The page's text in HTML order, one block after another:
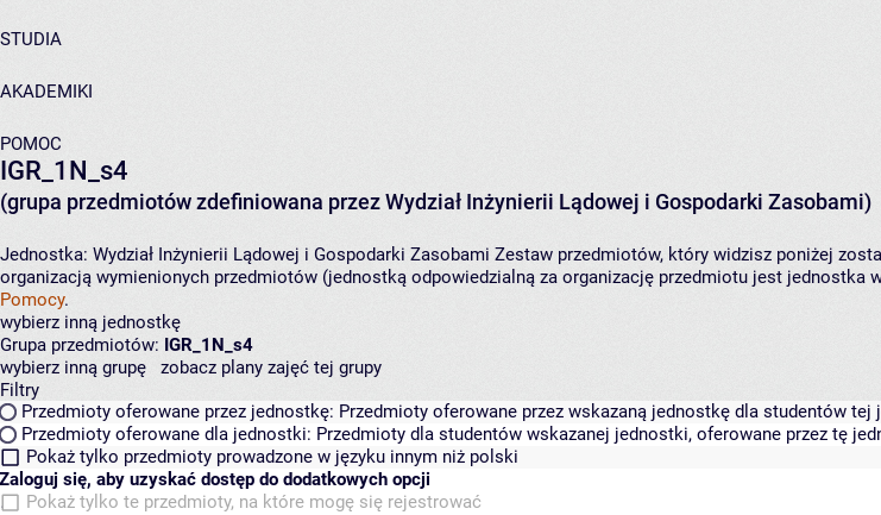
STUDIA
AKADEMIKI
POMOC
IGR_1N_s4
(grupa przedmiotów zdefiniowana przez Wydział Inżynierii Lądowej i Gospodarki Zasobami)
Jednostka: Wydział Inżynierii Lądowej i Gospodarki Zasobami Zestaw przedmiotów, który widzisz poniżej
organizacją wymienionych przedmiotów (jednostką odpowiedzialną za organizację przedmiotu jest
Pomocy.
wybierz inną jednostkę
Grupa przedmiotów: IGR_1N_s4
wybierz inną grupę
zobacz plany zajęć tej grupy
Filtry
Przedmioty oferowane przez jednostkę: Przedmioty oferowane przez wskazaną jednostkę dla studentów
Przedmioty oferowane dla jednostki: Przedmioty dla studentów wskazanej jednostki, oferowane przez tę
Pokaż tylko przedmioty prowadzone w języku innym niż polski
Zaloguj się, aby uzyskać dostęp do dodatkowych opcji
Pokaż tylko te przedmioty, na które mogę się rejestrować